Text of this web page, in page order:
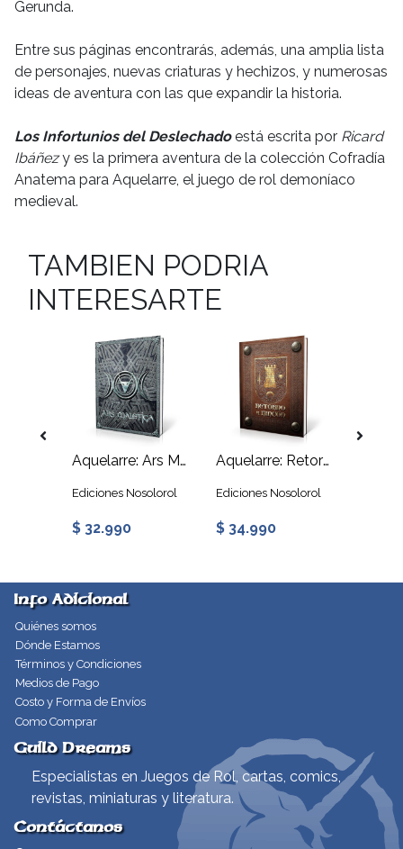
Gerunda.
Entre sus páginas encontrarás, además, una amplia lista
de personajes, nuevas criaturas y hechizos, y numerosas
ideas de aventura con las que expandir la historia.
Los Infortunios del Deslechadoestá escrita por Ricard
Ibáñezy es la primera aventura de la colección Cofradía
Anatema para Aquelarre, el juego de rol demoníaco
medieval.
TAMBIEN PODRIA
INTERESARTE
Aquelarre: Ars Maléfica
Ediciones Nosolorol
$ 32.990
Aquelarre: Retorno a Rincón
Ediciones Nosolorol
$ 34.990
Info Adicional
Quiénes somos
Dónde Estamos
Términos y Condiciones
Medios de Pago
Costo y Forma de Envíos
Como Comprar
Guild Dreams
Especialistas en Juegos de Rol, cartas, comics,
revistas, miniaturas y literatura.
Contáctanos